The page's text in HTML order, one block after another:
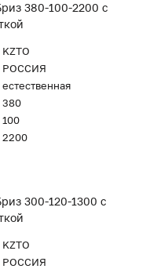
380-100-2200 с
KZTO
РОССИЯ
естественная
380
100
2200
300-120-1300 с
KZTO
РОССИЯ